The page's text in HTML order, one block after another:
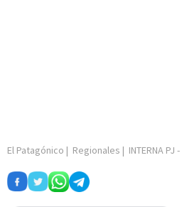
El Patagónico | Regionales | INTERNA PJ -